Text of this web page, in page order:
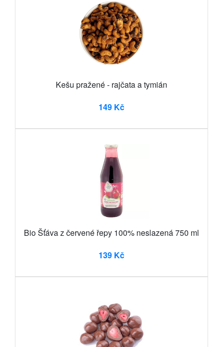
Kešu pražené - rajčata a tymián
149 Kč
Bio Šťáva z červené řepy 100% neslazená 750 ml
139 Kč